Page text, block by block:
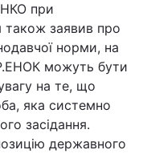
при
також заявив про
норми, на
можуть бути
на те, що
яка системно
засідання.
державного